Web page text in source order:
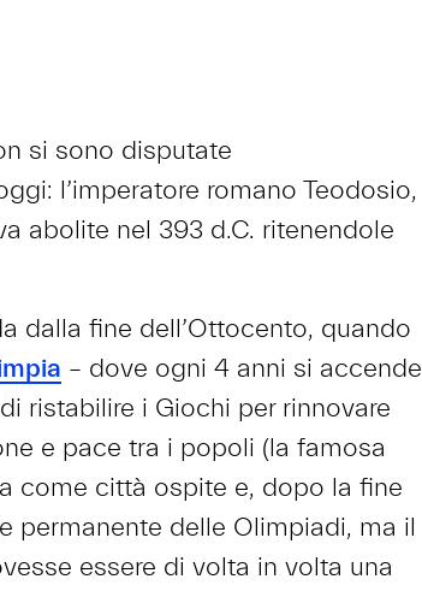
si sono disputate
l’imperatore romano Teodosio,
abolite nel 393 d.C. ritenendole
dalla fine dell’Ottocento, quando
– dove ogni 4 anni si accende
ristabilire i Giochi per rinnovare
e pace tra i popoli (la famosa
come città ospite e, dopo la fine
permanente delle Olimpiadi, ma il
essere di volta in volta una